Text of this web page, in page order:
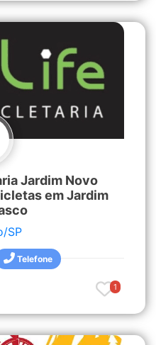
Jardim Novo
em Jardim
SP
Telefone
1